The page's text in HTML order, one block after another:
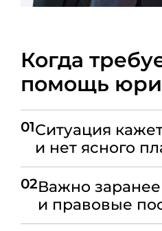
Когда
помощь
01Ситуация
и нет ясного
02Важно
и правовые